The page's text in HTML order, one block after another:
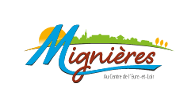
contenu